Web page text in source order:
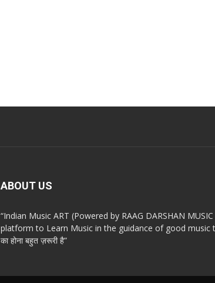
ABOUT US
“Indian Music ART (Powered by RAAG DARSHAN MUSIC
platform to Learn Music in the guidance of good music
का होना बहुत ज़रूरी है”